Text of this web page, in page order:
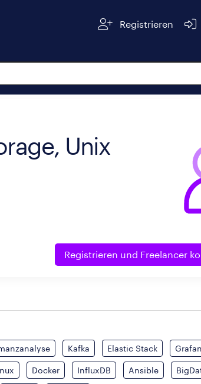
Registrieren
Unix
Registrieren und Freelancer
Kafka Elastic Stack
Docker InfluxDB Ansible